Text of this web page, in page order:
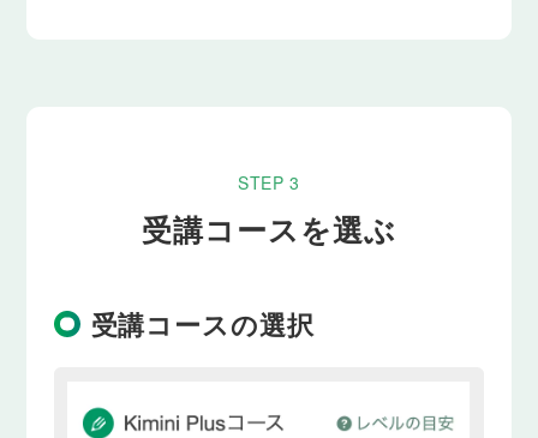
STEP 3
受講コースを選ぶ
受講コースの選択